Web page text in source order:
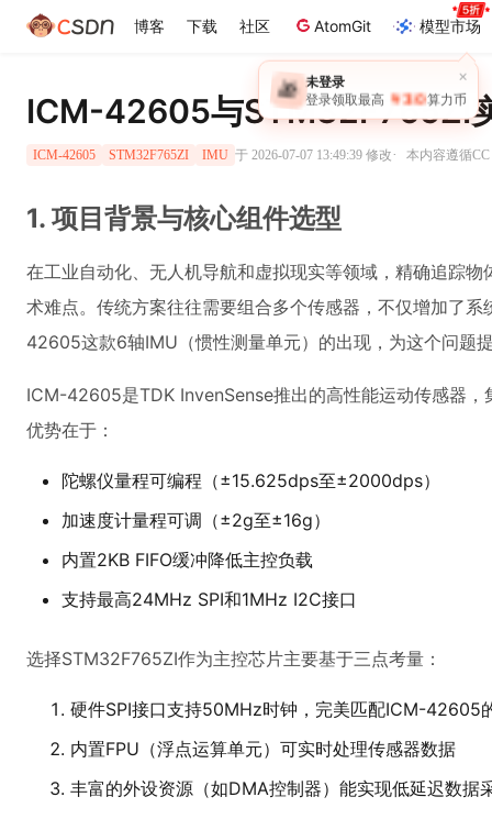
博客 下载 社区 AtomGit 模型市场
×
🎁 未登录
登录领取最高 ￥30 算力币
ICM-42605与STM32F765ZI
ICM-42605 STM32F765ZI IMU 于 2026-07-07 13:49:39 修改· 本内容遵循
1. 项目背景与核心组件选型
在工业自动化、无人机导航和虚拟现实等领域，精确追踪
术难点。传统方案往往需要组合多个传感器，不仅增加了
42605这款6轴IMU（惯性测量单元）的出现，为这个问题
ICM-42605是TDK InvenSense推出的高性能运动传感器
优势在于：
陀螺仪量程可编程（±15.625dps至±2000dps）
加速度计量程可调（±2g至±16g）
内置2KB FIFO缓冲降低主控负载
支持最高24MHz SPI和1MHz I2C接口
选择STM32F765ZI作为主控芯片主要基于三点考量：
硬件SPI接口支持50MHz时钟，完美匹配ICM-42605
内置FPU（浮点运算单元）可实时处理传感器数据
丰富的外设资源（如DMA控制器）能实现低延迟数据